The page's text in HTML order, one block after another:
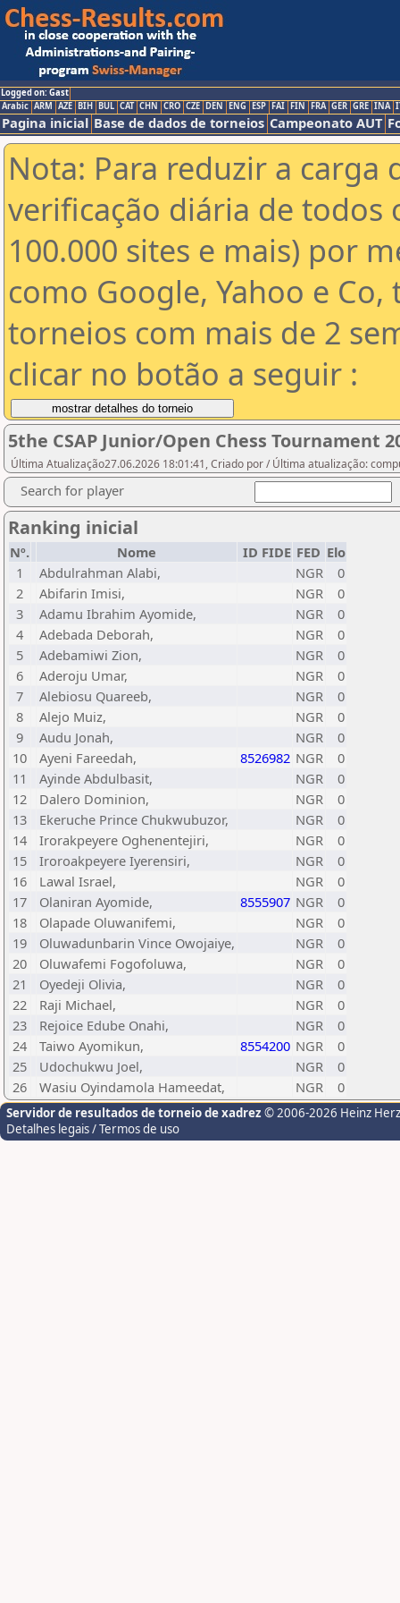
Logged on: Gast
Arabic ARM AZE BIH BUL CAT CHN CRO CZE DEN ENG ESP FAI FIN FRA GER GRE INA
Pagina inicial Base de dados de torneios Campeonato AUT
Nota: Para reduzir a carga
verificação diária de todos
100.000 sites e mais) por
como Google, Yahoo e
torneios com mais de 2
clicar no botão a seguir :
5the CSAP Junior/Open Chess Tournament
Última Atualização27.06.2026 18:01:41, Criado por / Última atualização:
Search for player
Ranking inicial
Nº. Nome ID FIDE FED Elo
1
Abdulrahman Alabi, NGR
0
2
Abifarin Imisi, NGR
0
3
Adamu Ibrahim Ayomide, NGR
0
4
Adebada Deborah, NGR
0
5
Adebamiwi Zion, NGR
0
6
Aderoju Umar, NGR
0
7
Alebiosu Quareeb, NGR
0
8
Alejo Muiz, NGR
0
9
Audu Jonah, NGR
0
10
Ayeni Fareedah, 8526982 NGR
0
11
Ayinde Abdulbasit, NGR
0
12
Dalero Dominion, NGR
0
13
Ekeruche Prince Chukwubuzor, NGR
0
14
Irorakpeyere Oghenentejiri, NGR
0
15
Iroroakpeyere Iyerensiri, NGR
0
16
Lawal Israel, NGR
0
17
Olaniran Ayomide, 8555907 NGR
0
18
Olapade Oluwanifemi, NGR
0
19
Oluwadunbarin Vince Owojaiye, NGR
0
20
Oluwafemi Fogofoluwa, NGR
0
21
Oyedeji Olivia, NGR
0
22
Raji Michael, NGR
0
23
Rejoice Edube Onahi, NGR
0
24
Taiwo Ayomikun, 8554200 NGR
0
25
Udochukwu Joel, NGR
0
26
Wasiu Oyindamola Hameedat, NGR 0
Servidor de resultados de torneio de xadrez © 2006-2026 Heinz
Detalhes legais / Termos de uso